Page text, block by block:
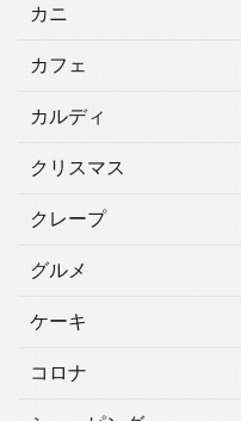
カニ
カフェ
カルディ
クリスマス
クレープ
グルメ
ケーキ
コロナ